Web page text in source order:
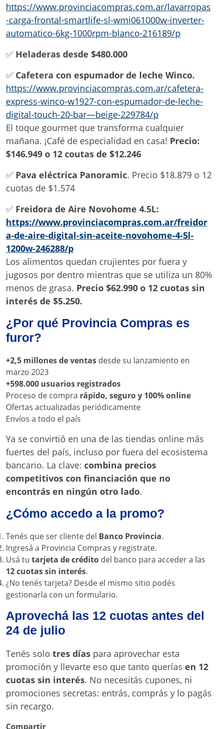
https://www.provinciacompras.com.ar/lavarropas
-carga-frontal-smartlife-sl-wmi061000w-inverter-
automatico-6kg-1000rpm-blanco-216189/p
✅ Heladeras desde $480.000
✅ Cafetera con espumador de leche Winco.
https://www.provinciacompras.com.ar/cafetera-
express-winco-w1927-con-espumador-de-leche-
digital-touch-20-bar—beige-229784/p
El toque gourmet que transforma cualquier
mañana. ¡Café de especialidad en casa! Precio:
$146.949 o 12 coutas de $12.246
✅ Pava eléctrica Panoramic. Precio $18.879 o 12
cuotas de $1.574
✅ Freidora de Aire Novohome 4.5L:
https://www.provinciacompras.com.ar/freidor
a-de-aire-digital-sin-aceite-novohome-4-5l-
1200w-246288/p
Los alimentos quedan crujientes por fuera y
jugosos por dentro mientras que se utiliza un 80%
menos de grasa. Precio $62.990 o 12 cuotas sin
interés de $5.250.
¿Por qué Provincia Compras es
furor?
+2,5 millones de ventas desde su lanzamiento en
marzo 2023
+598.000 usuarios registrados
Proceso de compra rápido, seguro y 100% online
Ofertas actualizadas periódicamente
Envíos a todo el país
Ya se convirtió en una de las tiendas online más
fuertes del país, incluso por fuera del ecosistema
bancario. La clave: combina precios
competitivos con financiación que no
encontrás en ningún otro lado.
¿Cómo accedo a la promo?
Tenés que ser cliente del Banco Provincia.
Ingresá a Provincia Compras y registrate.
Usá tu tarjeta de crédito del banco para acceder a las
12 cuotas sin interés.
¿No tenés tarjeta? Desde el mismo sitio podés
gestionarla con un formulario.
Aprovechá las 12 cuotas antes del
24 de julio
Tenés solo tres días para aprovechar esta
promoción y llevarte eso que tanto querías en 12
cuotas sin interés. No necesitás cupones, ni
promociones secretas: entrás, comprás y lo pagás
sin recargo.
Compartir